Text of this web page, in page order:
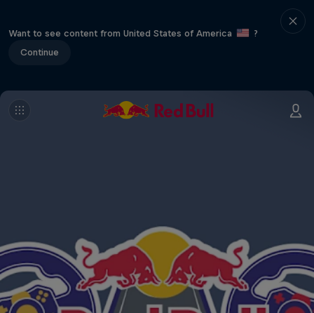
Want to see content from United States of America
?
Continue